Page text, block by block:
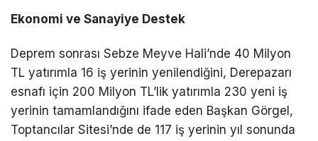
Ekonomi ve Sanayiye Destek
Deprem sonrası Sebze Meyve Hali’nde 40 Milyon
TL yatırımla 16 iş yerinin yenilendiğini, Derepazarı
esnafı için 200 Milyon TL’lik yatırımla 230 yeni iş
yerinin tamamlandığını ifade eden Başkan Görgel,
Toptancılar Sitesi’nde de 117 iş yerinin yıl sonunda